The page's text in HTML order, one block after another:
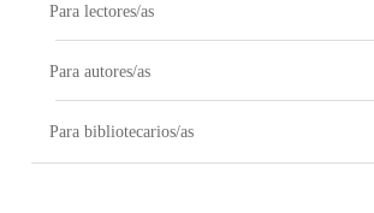
Para lectores/as
Para autores/as
Para bibliotecarios/as